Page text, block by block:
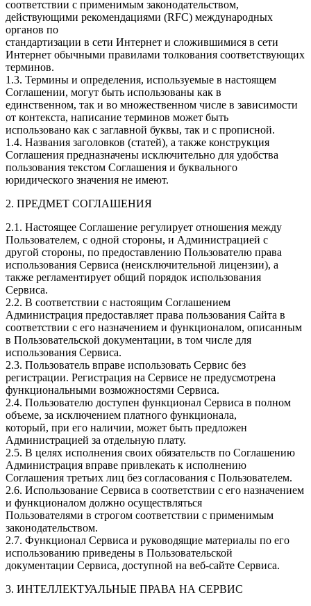
соответствии с применимым законодательством,
действующими рекомендациями (RFC) международных
органов по
стандартизации в сети Интернет и сложившимися в сети
Интернет обычными правилами толкования соответствующих
терминов.
1.3. Термины и определения, используемые в настоящем
Соглашении, могут быть использованы как в
единственном, так и во множественном числе в зависимости
от контекста, написание терминов может быть
использовано как с заглавной буквы, так и с прописной.
1.4. Названия заголовков (статей), а также конструкция
Соглашения предназначены исключительно для удобства
пользования текстом Соглашения и буквального
юридического значения не имеют.
2. ПРЕДМЕТ СОГЛАШЕНИЯ
2.1. Настоящее Соглашение регулирует отношения между
Пользователем, с одной стороны, и Администрацией с
другой стороны, по предоставлению Пользователю права
использования Сервиса (неисключительной лицензии), а
также регламентирует общий порядок использования
Сервиса.
2.2. В соответствии с настоящим Соглашением
Администрация предоставляет права пользования Сайта в
соответствии с его назначением и функционалом, описанным
в Пользовательской документации, в том числе для
использования Сервиса.
2.3. Пользователь вправе использовать Сервис без
регистрации. Регистрация на Сервисе не предусмотрена
функциональными возможностями Сервиса.
2.4. Пользователю доступен функционал Сервиса в полном
объеме, за исключением платного функционала,
который, при его наличии, может быть предложен
Администрацией за отдельную плату.
2.5. В целях исполнения своих обязательств по Соглашению
Администрация вправе привлекать к исполнению
Соглашения третьих лиц без согласования с Пользователем.
2.6. Использование Сервиса в соответствии с его назначением
и функционалом должно осуществляться
Пользователями в строгом соответствии с применимым
законодательством.
2.7. Функционал Сервиса и руководящие материалы по его
использованию приведены в Пользовательской
документации Сервиса, доступной на веб-сайте Сервиса.
3. ИНТЕЛЛЕКТУАЛЬНЫЕ ПРАВА НА СЕРВИС